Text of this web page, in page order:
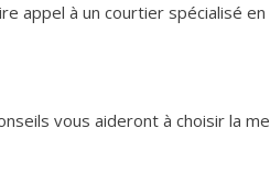
appel à un courtier spécialisé
vous aideront à choisir la